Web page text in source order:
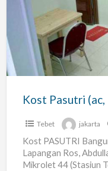
Furnished)
Lapros
Tebet
Tebet jakarta
Kost PASUTRI
Lapangan Ros,
Mikrolet 44 (Stasiun